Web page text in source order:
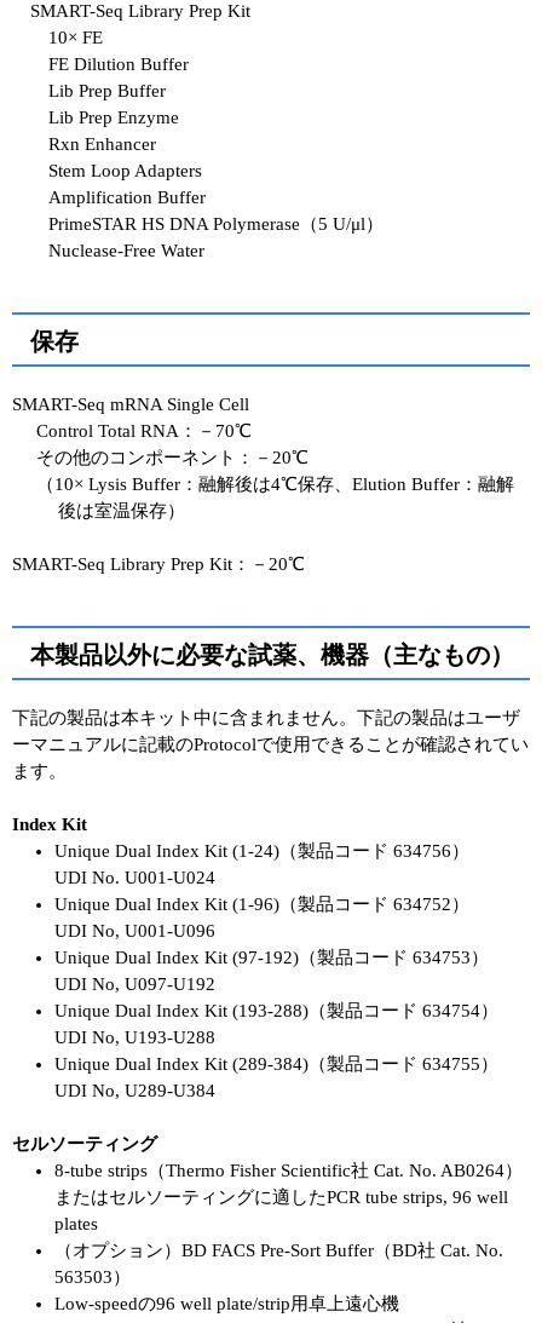
SMART-Seq Library Prep Kit
10× FE
FE Dilution Buffer
Lib Prep Buffer
Lib Prep Enzyme
Rxn Enhancer
Stem Loop Adapters
Amplification Buffer
PrimeSTAR HS DNA Polymerase（5 U/μl）
Nuclease-Free Water
保存
SMART-Seq mRNA Single Cell
Control Total RNA：－70℃
その他のコンポーネント：－20℃
（10× Lysis Buffer：融解後は4℃保存、Elution Buffer：融解
後は室温保存）
SMART-Seq Library Prep Kit：－20℃
本製品以外に必要な試薬、機器（主なもの）
下記の製品は本キット中に含まれません。下記の製品はユーザ
ーマニュアルに記載のProtocolで使用できることが確認されてい
ます。
Index Kit
Unique Dual Index Kit (1-24)（製品コード 634756）
UDI No. U001-U024
Unique Dual Index Kit (1-96)（製品コード 634752）
UDI No, U001-U096
Unique Dual Index Kit (97-192)（製品コード 634753）
UDI No, U097-U192
Unique Dual Index Kit (193-288)（製品コード 634754）
UDI No, U193-U288
Unique Dual Index Kit (289-384)（製品コード 634755）
UDI No, U289-U384
セルソーティング
8-tube strips（Thermo Fisher Scientific社 Cat. No. AB0264）
またはセルソーティングに適したPCR tube strips, 96 well
plates
（オプション）BD FACS Pre-Sort Buffer（BD社 Cat. No.
563503）
Low-speedの96 well plate/strip用卓上遠心機